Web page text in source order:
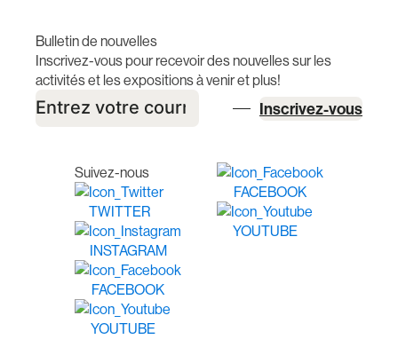
Bulletin de nouvelles
Inscrivez-vous pour recevoir des nouvelles sur les
activités et les expositions à venir et plus!
Inscrivez-vous
Suivez-nous
TWITTER
INSTAGRAM
FACEBOOK
YOUTUBE
FACEBOOK
YOUTUBE